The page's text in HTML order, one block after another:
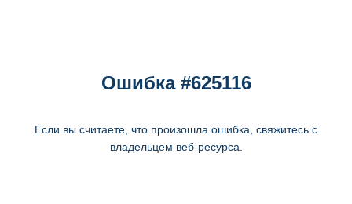
Ошибка #625116
Если вы считаете, что произошла ошибка, свяжитесь с
владельцем веб-ресурса.